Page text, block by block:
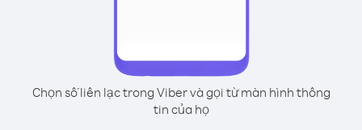
Chọn số liên lạc trong Viber và gọi từ màn hình thông
tin của họ